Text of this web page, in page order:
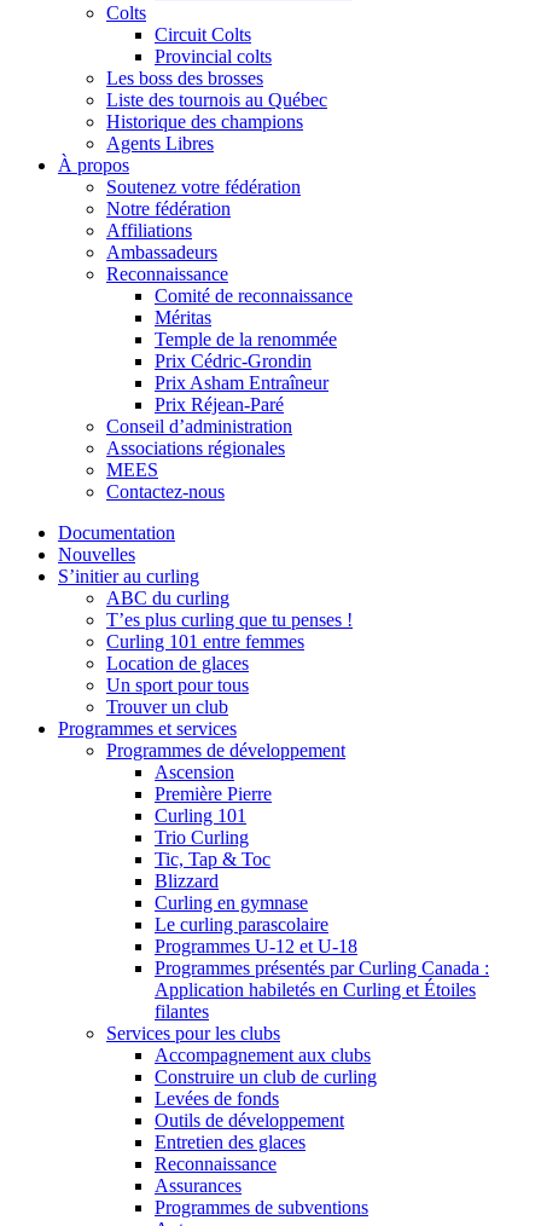
Colts
Circuit Colts
Provincial colts
Les boss des brosses
Liste des tournois au Québec
Historique des champions
Agents Libres
À propos
Soutenez votre fédération
Notre fédération
Affiliations
Ambassadeurs
Reconnaissance
Comité de reconnaissance
Méritas
Temple de la renommée
Prix Cédric-Grondin
Prix Asham Entraîneur
Prix Réjean-Paré
Conseil d’administration
Associations régionales
MEES
Contactez-nous
Documentation
Nouvelles
S’initier au curling
ABC du curling
T’es plus curling que tu penses !
Curling 101 entre femmes
Location de glaces
Un sport pour tous
Trouver un club
Programmes et services
Programmes de développement
Ascension
Première Pierre
Curling 101
Trio Curling
Tic, Tap & Toc
Blizzard
Curling en gymnase
Le curling parascolaire
Programmes U-12 et U-18
Programmes présentés par Curling Canada :
Application habiletés en Curling et Étoiles
filantes
Services pour les clubs
Accompagnement aux clubs
Construire un club de curling
Levées de fonds
Outils de développement
Entretien des glaces
Reconnaissance
Assurances
Programmes de subventions